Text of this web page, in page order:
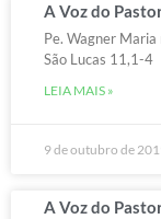
A Voz do
Pe. Wagner
São Lucas 11,1-4
LEIA MAIS »
9 de outubro de
A Voz do